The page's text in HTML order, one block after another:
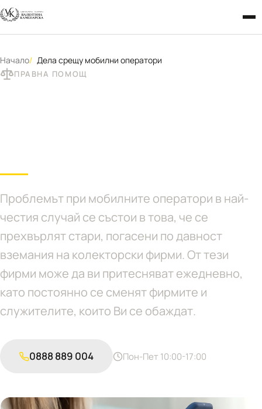
Начало Дела срещу мобилни оператори
ПРАВНА ПОМОЩ
Проблемът при мобилните оператори в най-
честия случай се състои в това, че се
прехвърлят стари, погасени по давност
вземания на колекторски фирми. От тези
фирми може да ви притесняват ежедневно,
като постоянно се сменят фирмите и
служителите, които Ви се обаждат.
0888 889 004 Пон-Пет 10:00-17:00